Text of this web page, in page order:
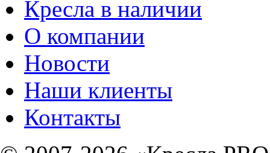
Кресла в наличии
О компании
Новости
Наши клиенты
Контакты